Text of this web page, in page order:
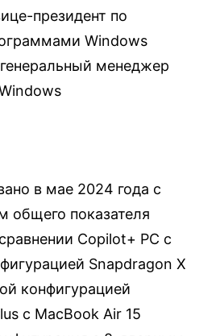
президент по
Windows
менеджер
в мае 2024 года с
общего показателя
Copilot+ PC с
Snapdragon X
конфигурацией
с MacBook Air 15